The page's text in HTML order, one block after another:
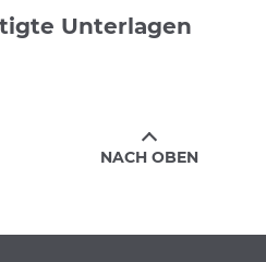
Unterlagen
NACH OBEN